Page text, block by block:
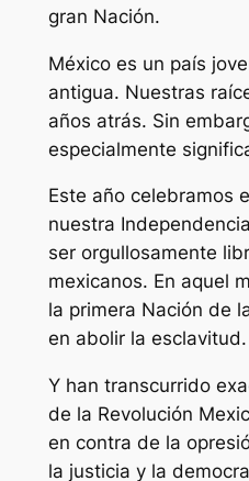
gran Nación.
México es un país
antigua. Nuestras
años atrás. Sin
especialmente
Este año celebramos
nuestra
ser orgullosamente
mexicanos. En aquel
la primera Nación de
en abolir la esclavitud.
Y han transcurrido
de la Revolución
en contra de la
la justicia y la